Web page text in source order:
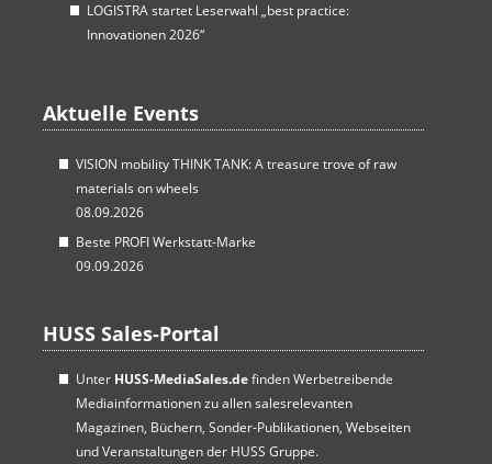
LOGISTRA startet Leserwahl „best practice:
Innovationen 2026“
Aktuelle Events
VISION mobility THINK TANK: A treasure trove of raw
materials on wheels
08.09.2026
Beste PROFI Werkstatt-Marke
09.09.2026
HUSS Sales-Portal
Unter HUSS-MediaSales.definden Werbetreibende
Mediainformationen zu allen salesrelevanten
Magazinen, Büchern, Sonder-Publikationen, Webseiten
und Veranstaltungen der HUSS Gruppe.